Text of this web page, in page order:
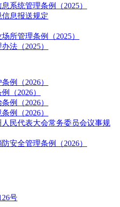
系统管理条例（2025）
息报送规定
所管理条例（2025）
法（2025）
例（2026）
（2026）
例（2026）
例（2026）
民代表大会常务委员会议事规
安全管理条例（2026）
号